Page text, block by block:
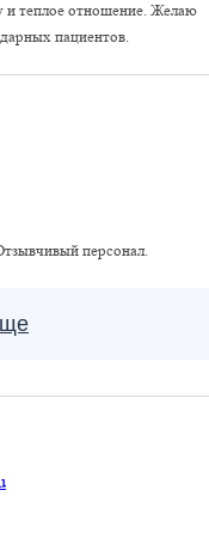
теплое отношение. Желаю
пациентов.
персонал.